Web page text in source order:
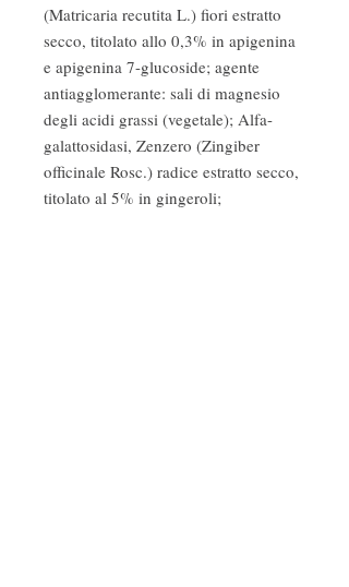
(Matricaria recutita L.) fiori estratto
secco, titolato allo 0,3% in apigenina
e apigenina 7-glucoside; agente
antiagglomerante: sali di magnesio
degli acidi grassi (vegetale); Alfa-
galattosidasi, Zenzero (Zingiber
officinale Rosc.) radice estratto secco,
titolato al 5% in gingeroli;